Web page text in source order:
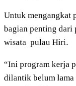
Untuk mengangkat
bagian penting dari
wisata pulau Hiri.
“Ini program kerja
dilantik belum lama